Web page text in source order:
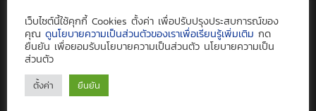
งานบริการ
บริการซ่อมและจำหน่ายอะไหล่
ตรวจสอบเครื่องคมนาคมเรือ
ระบบติดตามเรือประมง VMS
ระบบติดตามเรือผ่านอินเตอร์เน็ต
เว็บไซต์นี้ใช้คุกกี้ Cookies ตั้งค่า เพื่อปรับปรุงประสบการณ์ของ
คุณ ดูนโยบายความเป็นส่วนตัวของเราเพื่อเรียนรู้เพิ่มเติม กด
ยืนยัน เพื่อยอมรับนโยบายความเป็นส่วนตัว นโยบายความเป็น
ส่วนตัว
ตั้งค่า ยืนยัน